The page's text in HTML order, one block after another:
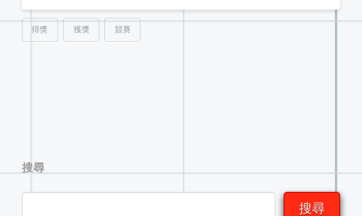
得獎 獲獎 競賽
搜尋
搜尋